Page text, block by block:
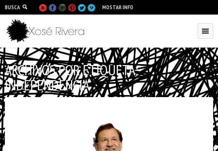
BUSCA MOSTAR INFO
ARCHIVOS POR ETIQUETA:
INDEPENDENCIA